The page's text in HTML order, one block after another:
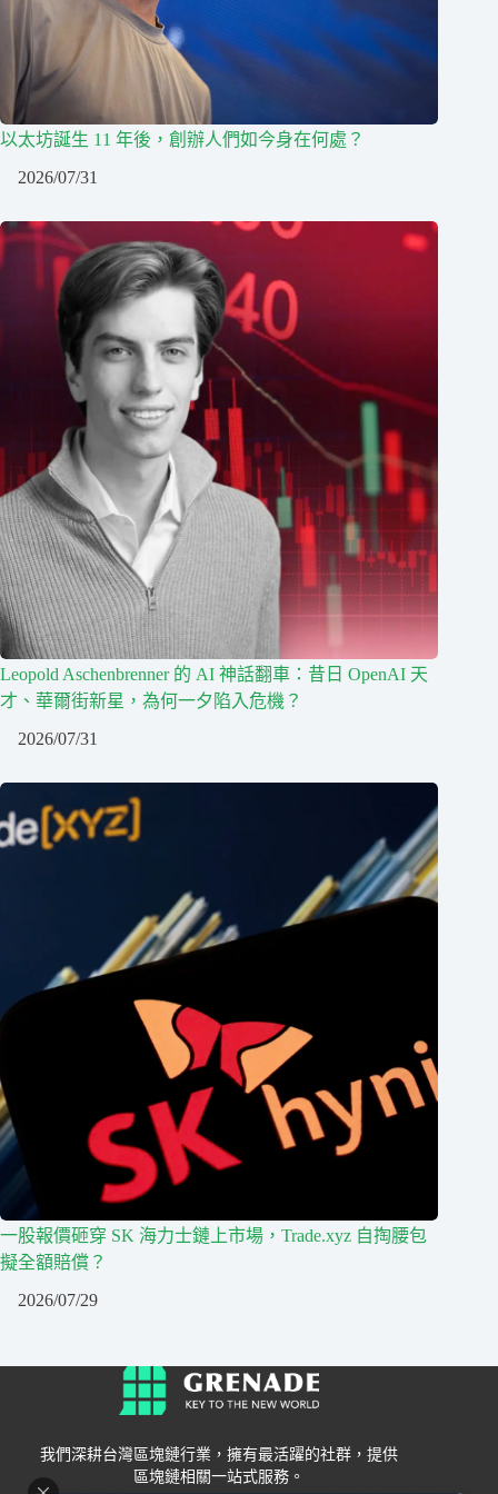
以太坊誕生 11 年後，創辦人們如今身在何處？
2026/07/31
Leopold Aschenbrenner 的 AI 神話翻車：昔日 OpenAI 天
才、華爾街新星，為何一夕陷入危機？
2026/07/31
一股報價砸穿 SK 海力士鏈上市場，Trade.xyz 自掏腰包
擬全額賠償？
2026/07/29
我們深耕台灣區塊鏈行業，擁有最活躍的社群，提供
區塊鏈相關一站式服務。